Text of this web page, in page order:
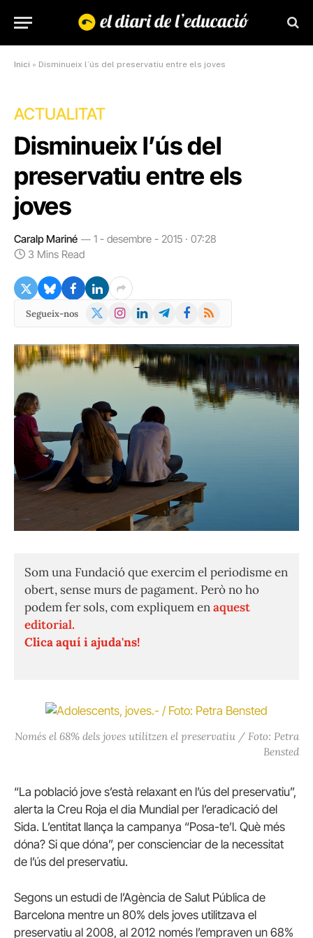
Inici » Disminueix l’ús del preservatiu entre els joves
ACTUALITAT
Disminueix l’ús del
preservatiu entre els
joves
Caralp Mariné
1 - desembre - 2015 · 07:28
3 Mins Read
Segueix-nos
X
Instagram
LinkedInTelegramFacebook
RSS
Som una Fundació que exercim el periodisme en
obert, sense murs de pagament. Però no ho
podem fer sols, com expliquem enaquest
editorial.
Clica aquí i ajuda'ns!
Només el 68% dels joves utilitzen el preservatiu / Foto: Petra
Bensted
“La població jove s’està relaxant en l’ús del preservatiu”,
alerta la Creu Roja el dia Mundial per l’eradicació del
Sida. L’entitat llança la campanya “Posa-te’l. Què més
dóna? Si que dóna”, per conscienciar de la necessitat
de l’ús del preservatiu.
Segons un estudi de l’Agència de Salut Pública de
Barcelona mentre un 80% dels joves utilitzava el
preservatiu al 2008, al 2012 només l’empraven un 68%